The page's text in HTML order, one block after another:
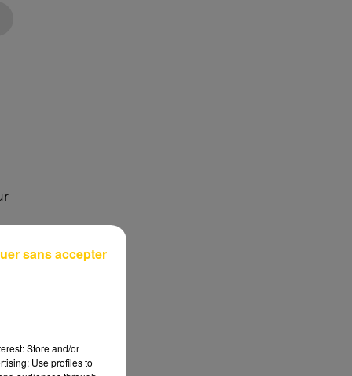
Store and/or
Use profiles to
sans accepter